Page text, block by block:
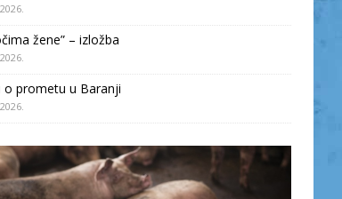
žene” – izložba
o prometu u Baranji